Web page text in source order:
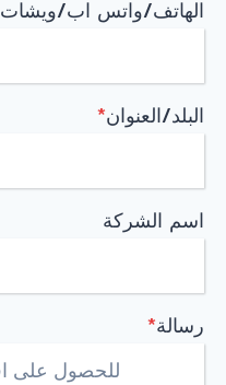
الهاتف/واتس اب/ويشات
البلد/العنوان*
اسم الشركة
رسالة*